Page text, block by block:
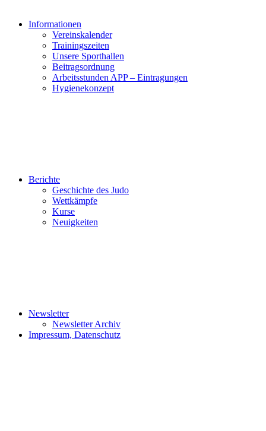
Informationen
Vereinskalender
Trainingszeiten
Unsere Sporthallen
Beitragsordnung
Arbeitsstunden APP – Eintragungen
Hygienekonzept
Berichte
Geschichte des Judo
Wettkämpfe
Kurse
Neuigkeiten
Newsletter
Newsletter Archiv
Impressum, Datenschutz